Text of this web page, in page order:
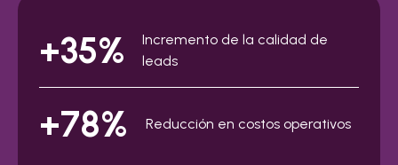
+35%
Incremento de la calidad de
leads
+78% Reducción en costos operativos